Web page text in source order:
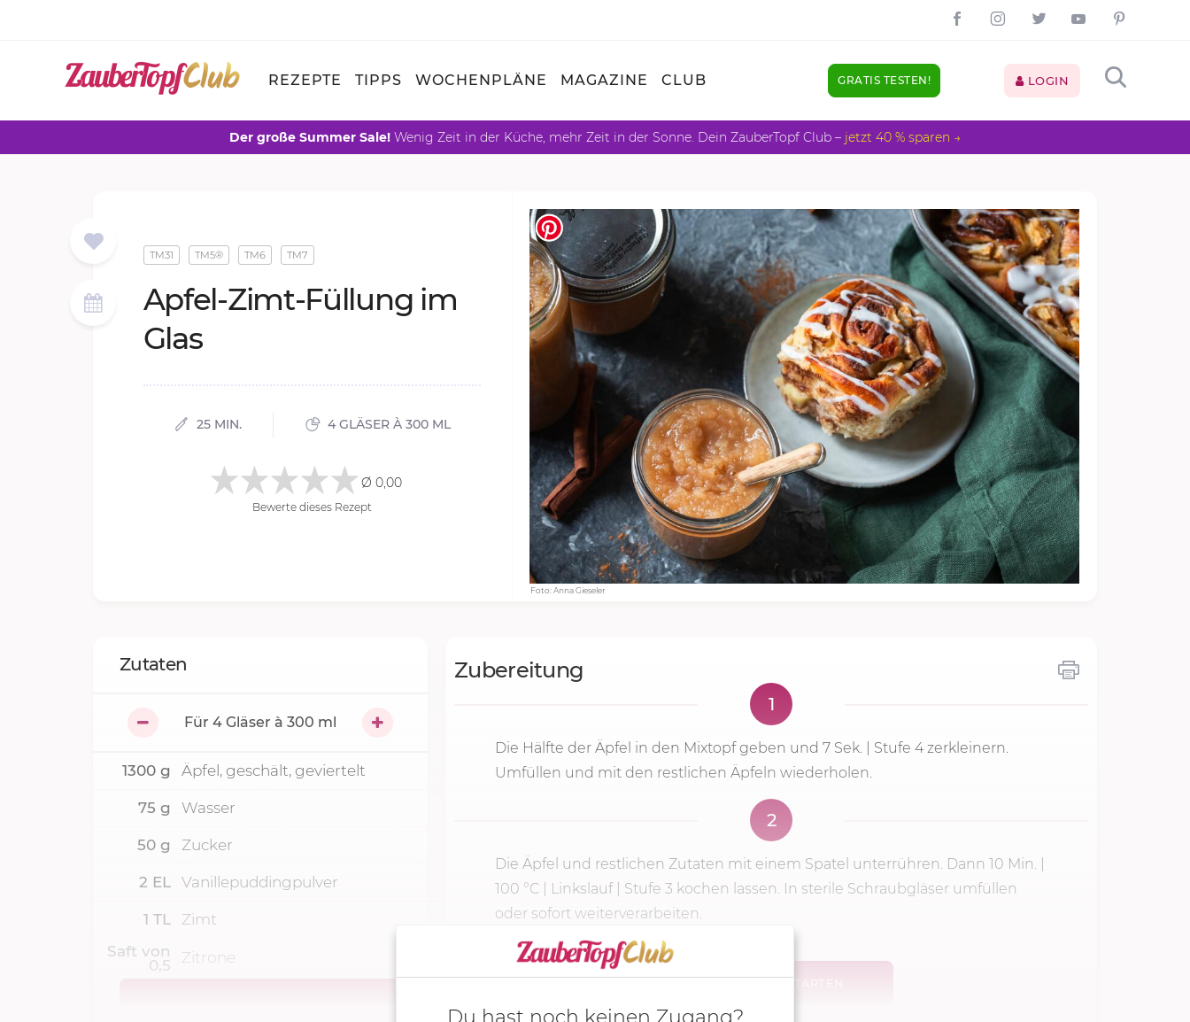
REZEPTE TIPPS WOCHENPLÄNE MAGAZINE CLUB GRATIS TESTEN! LOGIN
Der große Summer Sale! Wenig Zeit in der Küche, mehr Zeit in der Sonne. Dein ZauberTopf Club – jetzt 40 % sparen →
Foto: Anna Gieseler
TM31 TM5® TM6 TM7
Ap­fel-Zimt-Fül­lung im
Glas
25 MIN. 4 GLÄSER À 300 ML
Ø 0,00
Bewerte dieses Rezept
Zubereitung
1
Die Hälfte der Äpfel in den Mixtopf geben und 7 Sek. Stufe 4zerkleinern.
Umfüllen und mit den restlichen Äpfeln wiederholen.
2
Die Äpfel und restlichen Zutaten mit einem Spatel unterrühren. Dann 10 Min.
100 °C | Linkslauf | Stufe 3 kochen lassen. In sterile Schraubgläser umfüllen
oder sofort weiterverarbeiten.
Zutaten
Für 4 Gläser à 300 ml
1300 g Äpfel, geschält, geviertelt
75 g Wasser
50 g Zucker
2 EL Vanillepuddingpulver
1 TL
Zimt
Saft von
0,5
Zitrone